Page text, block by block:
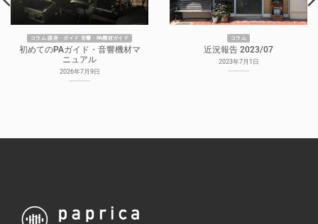
コラム 講座・ガイド 音響・PA機材ガイド
初めてのPAガイド・音響機材マ
ニュアル
2026年7月9日
コラム
近況報告 2023/07
2023年7月1日